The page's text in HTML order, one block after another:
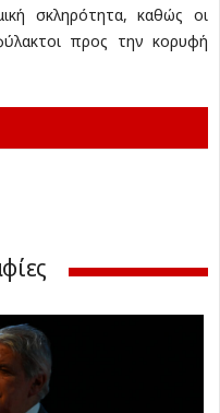
σκληρότητα, καθώς οι
προς την κορυφή